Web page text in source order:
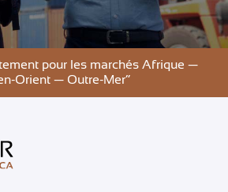
pour les marchés Afrique —
Orient — Outre-Mer”